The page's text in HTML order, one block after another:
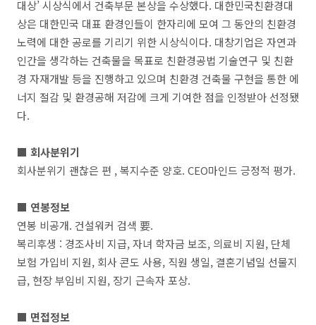
대상’ 시상식에서 건축부문 본상을 수상했다. 대한민국친환경대
상은 대한민국 대표 환경인들이 한자리에 모여 그 동안의 친환경
노력에 대한 공로를 기리기 위한 시상식이다. 대창기업은 자연과
인간을 생각하는 건축물을 목표로 친환경공법 기술연구 및 친환
경 자재개발 등을 진행하고 있으며 친환경 건축물 구현을 통한 에
너지 절감 및 환경공해 저감에 크게 기여한 점을 인정받아 선정됐
다.
■ 회사분위기
회사분위기 괜찮은 편 , 복지수준 양호. CEO마인드 긍정적 평가.
■ 연봉정보
연봉 비공개. 건설워커 검색 要.
복리후생 : 경조사비 지급, 자녀 학자금 보조, 의료비 지원, 단체
보험 가입비 지원, 회사 콘도 사용, 직원 생일, 결혼기념일 선물지
급, 현장 부임비 지원, 장기 근속자 포상.
■ 면접정보